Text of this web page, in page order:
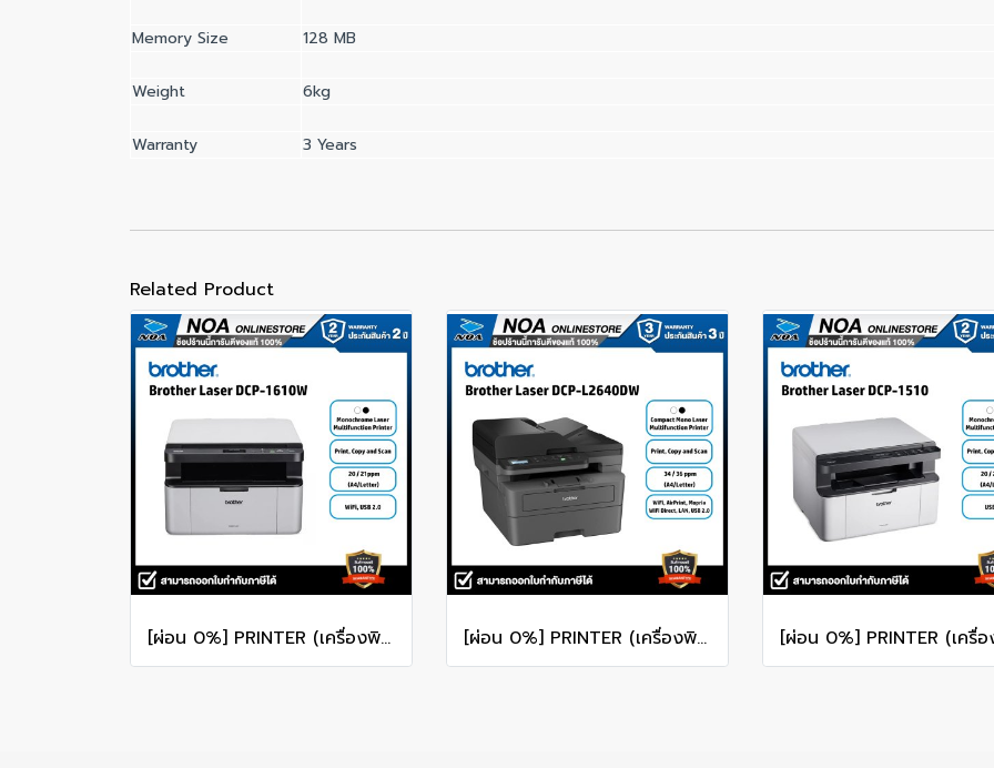
Memory Size 128 MB
Weight 6kg
Warranty 3 Years
Related Product
[ผ่อน 0%] PRINTER (เครื่องพิมพ์ไร้สาย) BROTHER DCP-1610W MONO LASER ALL-IN-ONE MULTI-FUNCTION [ผ่อน 0%] PRINTER (เครื่องพิมพ์ไร้สาย) BROTHER DCP-L2640DW LASER MULTI-FUNCTION